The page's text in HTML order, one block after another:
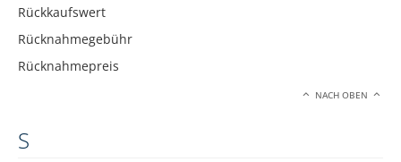
Rückkaufswert
Rücknahmegebühr
Rücknahmepreis
NACH OBEN
S